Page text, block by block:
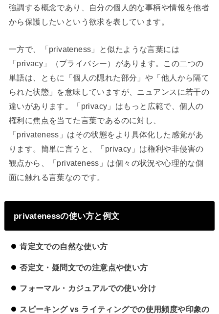
強調する概念であり、自分の個人的な事柄や情報を他者
から保護したいという欲求を表しています。
一方で、「privateness」と似たような言葉には
「privacy」（プライバシー）があります。この二つの
単語は、ともに「個人の隠れた部分」や「他人から隔て
られた状態」を意味していますが、ニュアンスに若干の
違いがあります。「privacy」はもっと広範で、個人の
権利に焦点を当てた言葉であるのに対し、
「privateness」はその状態をより具体化した感覚があ
ります。簡単に言うと、「privacy」は権利や非侵害の
観点から、「privateness」は個々の状況や心理的な側
面に触れる言葉なのです。
privatenessの使い方と例文
肯定文での自然な使い方
否定文・疑問文での注意点や使い方
フォーマル・カジュアルでの使い分け
スピーキング vs ライティングでの使用頻度や印象の